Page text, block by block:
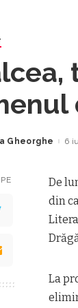
Gheorghe 6
De
din
La